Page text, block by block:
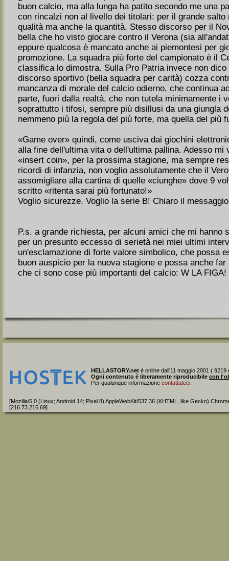
buon calcio, ma alla lunga ha patito secondo me una
con rincalzi non al livello dei titolari: per il grande salto
qualità ma anche la quantità. Stesso discorso per il
bella che ho visto giocare contro il Verona (sia
eppure qualcosa è mancato anche ai piemontesi per
promozione. La squadra più forte del campionato è il
classifica lo dimostra. Sulla Pro Patria invece non
discorso sportivo (bella squadra per carità) cozza
mancanza di morale del calcio odierno, che continua
parte, fuori dalla realtà, che non tutela minimamente i
soprattutto i tifosi, sempre più disillusi da una giungla
nemmeno più la regola del più forte, ma quella del più
«Game over» quindi, come usciva dai giochini
alla fine dell'ultima vita o dell'ultima pallina. Adesso mi
«insert coin», per la prossima stagione, ma sempre
ricordi di infanzia, non voglio assolutamente che il
assomigliare alla cartina di quelle «ciunghe» dove 9
scritto «ritenta sarai più fortunato!»
Voglio sicurezze. Voglio la serie B! Chiaro il
P.s. a grande richiesta, per alcuni amici che mi hanno
per un presunto eccesso di serietà nei miei ultimi
un'esclamazione di forte valore simbolico, che possa
buon auspicio per la nuova stagione e possa anche
che ci sono cose più importanti del calcio: W LA FIGA!
HELLASTORY.net è online dall'11 maggio 2001 ( 9219
Ogni contenuto è liberamente riproducibile con
Per qualunque informazione contattateci
[Mozilla/5.0 (Linux; Android 14; Pixel 8) AppleWebKit/537.36 (KHTML, like Gecko)
[216.73.216.69]